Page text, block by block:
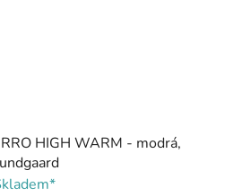
HIGH WARM - modrá,